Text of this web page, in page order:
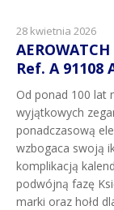
28 kwietnia 2026
Ref. A 91108
Od ponad 100 lat
wyjątkowych
ponadczasową
wzbogaca swoją
komplikacją
podwójną fazę
marki oraz hołd